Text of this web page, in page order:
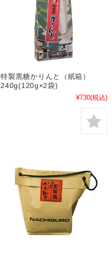
特製黒糖かりんと（紙箱）
240g(120g×2袋)
¥730(税込)